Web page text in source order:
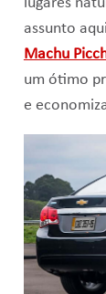
assunto
Machu
um ótimo
e